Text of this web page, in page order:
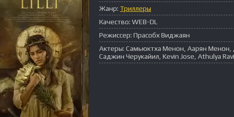
Жанр: Триллеры
Качество: WEB-DL
Режиссер: Прасобх Виджаян
Актеры: Самьюктха Менон, Аарян Менон,
Саджин Черукайил, Kevin Jose, Athulya Ravi